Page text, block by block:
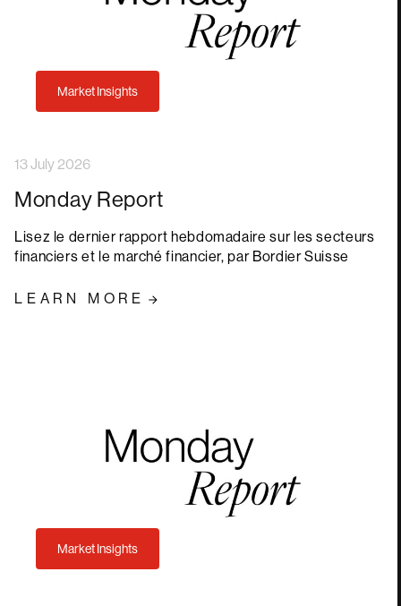
Market Insights
13 July 2026
Monday Report
Lisez le dernier rapport hebdomadaire sur les secteurs
financiers et le marché financier, par Bordier Suisse
LEARN MORE
Market Insights